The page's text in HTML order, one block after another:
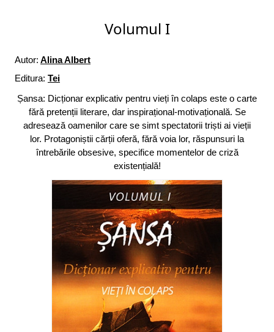
Volumul I
Autor: Alina Albert
Editura: Tei
Șansa: Dicționar explicativ pentru vieți în colaps este o carte
fără pretenții literare, dar inspirațional-motivațională. Se
adresează oamenilor care se simt spectatorii triști ai vieții
lor. Protagoniștii cărții oferă, fără voia lor, răspunsuri la
întrebările obsesive, specifice momentelor de criză
existențială!